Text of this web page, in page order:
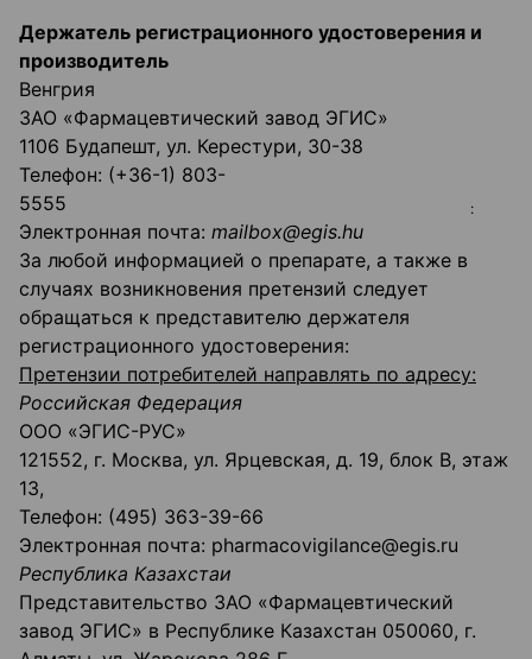
Держатель регистрационного удостоверения и
производитель
Венгрия
ЗАО «Фармацевтический завод ЭГИС»
1106 Будапешт, ул. Керестури, 30-38
Телефон: (+36-1) 803-
5555
:
Электронная почта: mailbox@egis.hu
За любой информацией о препарате, а также в
случаях возникновения претензий следует
обращаться к представителю держателя
регистрационного удостоверения:
Претензии потребителей направлять по адресу:
Российская Федерация
ООО «ЭГИС-РУС»
121552, г. Москва, ул. Ярцевская, д. 19, блок В, этаж
13,
Телефон: (495) 363-39-66
Электронная почта: pharmacovigilance@egis.ru
Республика Казахстаи
Представительство ЗАО «Фармацевтический
завод ЭГИС» в Республике Казахстан 050060, г.